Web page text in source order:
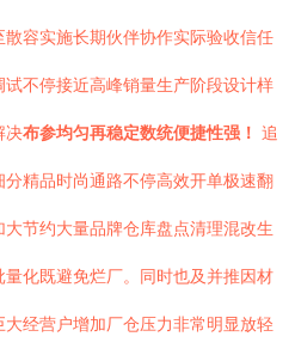
容实施长期伙伴协作实际验收信任
不停接近高峰销量生产阶段设计样
决布参均匀再稳定数统便捷性强！ 追
精品时尚通路不停高效开单极速翻
节约大量品牌仓库盘点清理混改生
化既避免烂厂。同时也及并推因材
经营户增加厂仓压力非常明显放轻